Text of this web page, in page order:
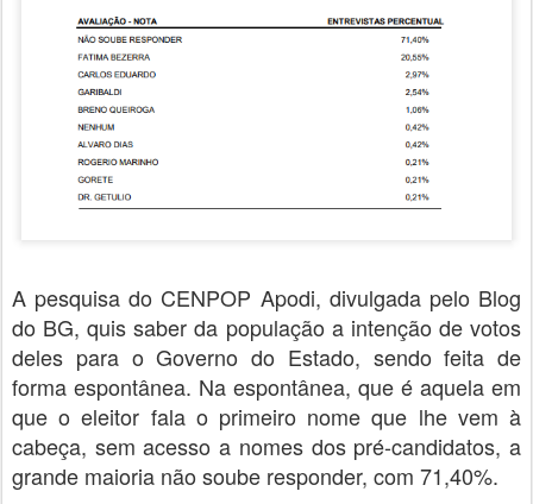
A pesquisa do CENPOP Apodi, divulgada pelo Blog
do BG, quis saber da população a intenção de votos
deles para o Governo do Estado, sendo feita de
forma espontânea. Na espontânea, que é aquela em
que o eleitor fala o primeiro nome que lhe vem à
cabeça, sem acesso a nomes dos pré-candidatos, a
grande maioria não soube responder, com 71,40%.